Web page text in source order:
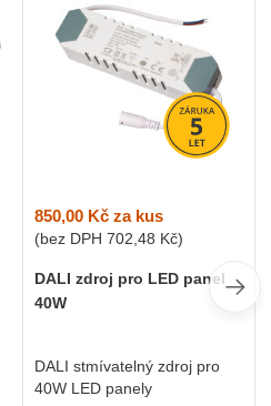
850,00 Kč za kus
(bez DPH 702,48 Kč)
DALI zdroj pro LED panel
40W
DALI stmívatelný zdroj pro
40W LED panely